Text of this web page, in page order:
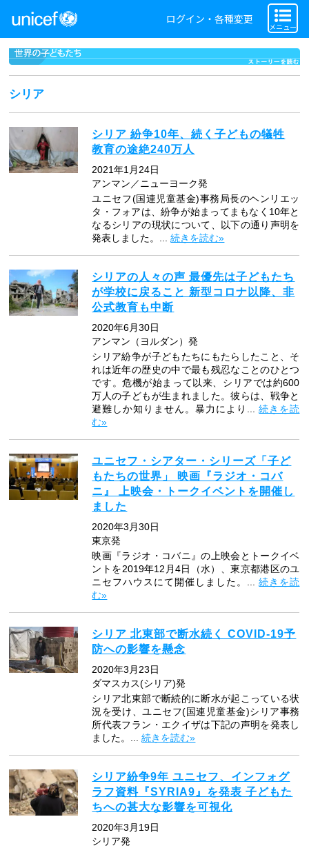
ログイン・各種変更
メニュー
シリア
シリア 紛争10年、続く子どもの犠牲
教育の途絶240万人
2021年1月24日
アンマン／ニューヨーク発
ユニセフ(国連児童基金)事務局長のヘンリエッ
タ・フォアは、紛争が始まってまもなく10年と
なるシリアの現状について、以下の通り声明を
発表しました。...続きを読む»
シリアの人々の声 最優先は子どもたち
が学校に戻ること 新型コロナ以降、非
公式教育も中断
2020年6月30日
アンマン（ヨルダン）発
シリア紛争が子どもたちにもたらしたこと、そ
れは近年の歴史の中で最も残忍なことのひとつ
です。危機が始まって以来、シリアでは約600
万人の子どもが生まれました。彼らは、戦争と
避難しか知りません。暴力により...続きを読
む»
ユニセフ・シアター・シリーズ「子ど
もたちの世界」 映画『ラジオ・コバ
ニ』 上映会・トークイベントを開催し
ました
2020年3月30日
東京発
映画『ラジオ・コバニ』の上映会とトークイベ
ントを2019年12月4日（水）、東京都港区のユ
ニセフハウスにて開催しました。...続きを読
む»
シリア 北東部で断水続く COVID-19予
防への影響を懸念
2020年3月23日
ダマスカス(シリア)発
シリア北東部で断続的に断水が起こっている状
況を受け、ユニセフ(国連児童基金)シリア事務
所代表フラン・エクイザは下記の声明を発表し
ました。...続きを読む»
シリア紛争9年 ユニセフ、インフォグ
ラフ資料『SYRIA9』を発表 子どもた
ちへの甚大な影響を可視化
2020年3月19日
シリア発